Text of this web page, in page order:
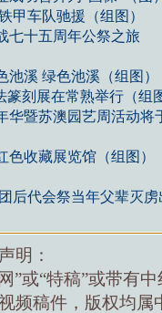
甲车队驰援（组图）
七十五周年公祭之旅
溪 绿色池溪（组图）
篆刻展在常熟举行（组
华暨苏澳园艺周活动将
收藏展览馆（组图）
后代会祭当年父辈灭
明：
”或“特稿”或带有
频稿件，版权均属